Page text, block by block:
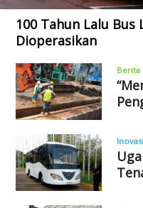
100 Tahun Lalu Bus
Dioperasikan
Berita
Inovasi